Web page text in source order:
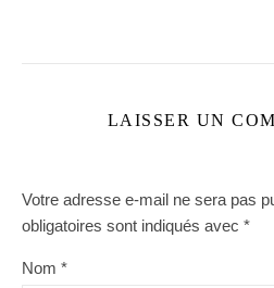
LAISSER UN
Votre adresse e-mail ne sera pas
obligatoires sont indiqués avec *
Nom *